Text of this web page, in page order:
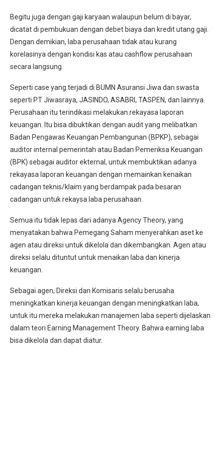
Begitu juga dengan gaji karyaan walaupun belum di bayar,
dicatat di pembukuan dengan debet biaya dan kredit utang gaji.
Dengan demikian, laba perusahaan tidak atau kurang
korelasinya dengan kondisi kas atau cashflow perusahaan
secara langsung.
Seperti case yang terjadi di BUMN Asuransi Jiwa dan swasta
seperti PT Jiwasraya, JASINDO, ASABRI, TASPEN, dan lainnya.
Perusahaan itu terindikasi melakukan rekayasa laporan
keuangan. Itu bisa dibuktikan dengan audit yang melibatkan
Badan Pengawas Keuangan Pembangunan (BPKP), sebagai
auditor internal pemerintah atau Badan Pemeriksa Keuangan
(BPK) sebagai auditor ekternal, untuk membuktikan adanya
rekayasa laporan keuangan dengan memainkan kenaikan
cadangan teknis/klaim yang berdampak pada besaran
cadangan untuk rekaysa laba perusahaan.
Semua itu tidak lepas dari adanya Agency Theory, yang
menyatakan bahwa Pemegang Saham menyerahkan aset ke
agen atau direksi untuk dikelola dan dikembangkan. Agen atau
direksi selalu dituntut untuk menaikan laba dan kinerja
keuangan.
Sebagai agen, Direksi dan Komisaris selalu berusaha
meningkatkan kinerja keuangan dengan meningkatkan laba,
untuk itu mereka melakukan manajemen laba seperti dijelaskan
dalam teori Earning Management Theory. Bahwa earning laba
bisa dikelola dan dapat diatur.